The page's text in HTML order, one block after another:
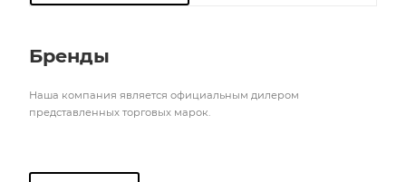
Бренды
Наша компания является официальным дилером
представленных торговых марок.